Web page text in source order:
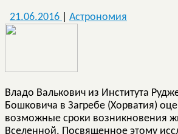
21.06.2016 Астрономия
Владо Валькович из Института
Бошковича в Загребе (Хорватия)
возможные сроки возникновения
Вселенной. Посвященное этому